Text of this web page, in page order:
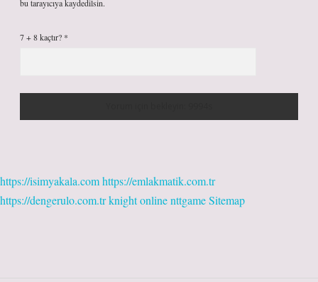
bu tarayıcıya kaydedilsin.
7 + 8 kaçtır? *
https://isimyakala.comhttps://emlakmatik.com.tr
https://dengerulo.com.trknight onlinenttgameSitemap